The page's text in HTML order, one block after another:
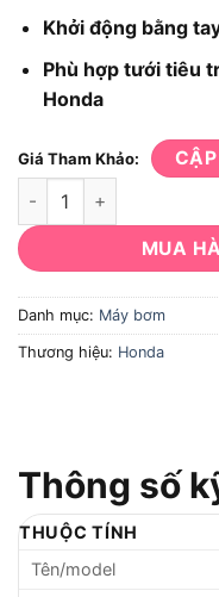
Khởi động bằng
Phù hợp tưới tiêu
Honda
Giá Tham Khảo:
Máy bơm Honda
MUA
Danh mục: Máy bơm
Thương hiệu: Honda
Thông số
THUỘC TÍNH
Tên/model